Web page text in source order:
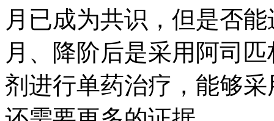
月已成为共识，但是否
月、降阶后是采用阿司
剂进行单药治疗，能够